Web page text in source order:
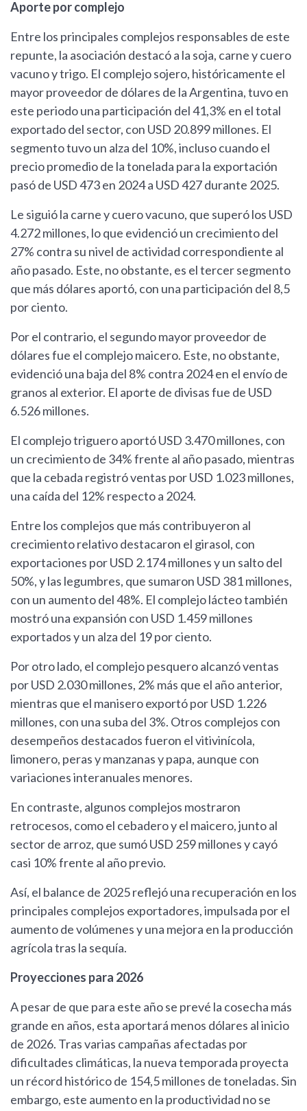
Aporte por complejo
Entre los principales complejos responsables de este
repunte, la asociación destacó a la soja, carne y cuero
vacuno y trigo. El complejo sojero, históricamente el
mayor proveedor de dólares de la Argentina, tuvo en
este periodo una participación del 41,3% en el total
exportado del sector, con USD 20.899 millones. El
segmento tuvo un alza del 10%, incluso cuando el
precio promedio de la tonelada para la exportación
pasó de USD 473 en 2024 a USD 427 durante 2025.
Le siguió la carne y cuero vacuno, que superó los USD
4.272 millones, lo que evidenció un crecimiento del
27% contra su nivel de actividad correspondiente al
año pasado. Este, no obstante, es el tercer segmento
que más dólares aportó, con una participación del 8,5
por ciento.
Por el contrario, el segundo mayor proveedor de
dólares fue el complejo maicero. Este, no obstante,
evidenció una baja del 8% contra 2024 en el envío de
granos al exterior. El aporte de divisas fue de USD
6.526 millones.
El complejo triguero aportó USD 3.470 millones, con
un crecimiento de 34% frente al año pasado, mientras
que la cebada registró ventas por USD 1.023 millones,
una caída del 12% respecto a 2024.
Entre los complejos que más contribuyeron al
crecimiento relativo destacaron el girasol, con
exportaciones por USD 2.174 millones y un salto del
50%, y las legumbres, que sumaron USD 381 millones,
con un aumento del 48%. El complejo lácteo también
mostró una expansión con USD 1.459 millones
exportados y un alza del 19 por ciento.
Por otro lado, el complejo pesquero alcanzó ventas
por USD 2.030 millones, 2% más que el año anterior,
mientras que el manisero exportó por USD 1.226
millones, con una suba del 3%. Otros complejos con
desempeños destacados fueron el vitivinícola,
limonero, peras y manzanas y papa, aunque con
variaciones interanuales menores.
En contraste, algunos complejos mostraron
retrocesos, como el cebadero y el maicero, junto al
sector de arroz, que sumó USD 259 millones y cayó
casi 10% frente al año previo.
Así, el balance de 2025 reflejó una recuperación en los
principales complejos exportadores, impulsada por el
aumento de volúmenes y una mejora en la producción
agrícola tras la sequía.
Proyecciones para 2026
A pesar de que para este año se prevé la cosecha más
grande en años, esta aportará menos dólares al inicio
de 2026. Tras varias campañas afectadas por
dificultades climáticas, la nueva temporada proyecta
un récord histórico de 154,5 millones de toneladas. Sin
embargo, este aumento en la productividad no se